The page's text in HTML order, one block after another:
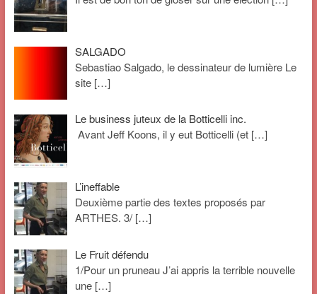
SALGADO
Sebastiao Salgado, le dessinateur de lumière Le
site […]
Le business juteux de la Botticelli inc.
Avant Jeff Koons, il y eut Botticelli (et […]
L’ineffable
Deuxième partie des textes proposés par
ARTHES. 3/ […]
Le Fruit défendu
1/Pour un pruneau J’ai appris la terrible nouvelle
une […]